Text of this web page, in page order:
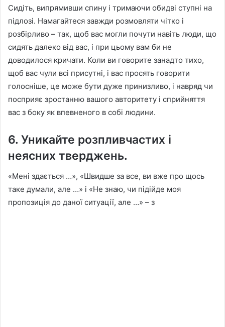
Сидіть, випрямивши спину і тримаючи обидві ступні на
підлозі. Намагайтеся завжди розмовляти чітко і
розбірливо – так, щоб вас могли почути навіть люди, що
сидять далеко від вас, і при цьому вам би не
доводилося кричати. Коли ви говорите занадто тихо,
щоб вас чули всі присутні, і вас просять говорити
голосніше, це може бути дуже принизливо, і навряд чи
посприяє зростанню вашого авторитету і сприйняття
вас з боку як впевненого в собі людини.
6. Уникайте розпливчастих і
неясних тверджень.
«Мені здається …», «Швидше за все, ви вже про щось
таке думали, але …» і «Не знаю, чи підійде моя
пропозиція до даної ситуації, але …» – з